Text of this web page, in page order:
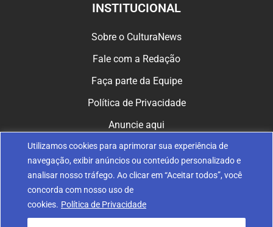
Utilizamos cookies para aprimorar sua experiência de
navegação, exibir anúncios ou conteúdo personalizado e
analisar nosso tráfego. Ao clicar em “Aceitar todos”, você
concorda com nosso uso de
cookies. Política de Privacidade
INSTITUCIONAL
Sobre o CulturaNews
Fale com a Redação
Faça parte da Equipe
Política de Privacidade
Anuncie aqui
CULTURA NAS REDES